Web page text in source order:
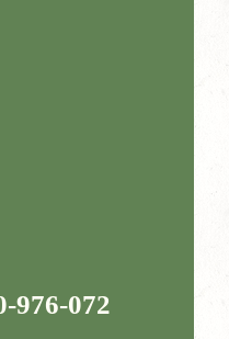
976-072